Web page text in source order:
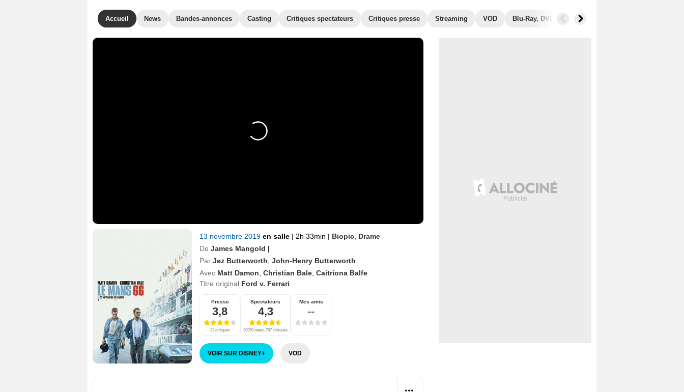
Accueil News Bandes-annonces Casting Critiques spectateurs Critiques presse Streaming VOD Blu-Ray, DVD Photos
13 novembre 2019 en salle | 2h 33min | Biopic Drame
De James Mangold |
Par Jez Butterworth John-Henry Butterworth
Avec Matt Damon Christian Bale Caitriona Balfe
Titre original Ford v. Ferrari
Presse
3,8
33 critiques
Spectateurs
4,3
20970 notes, 787 critiques
Mes amis
--
VOIR SUR DISNEY+ VOD